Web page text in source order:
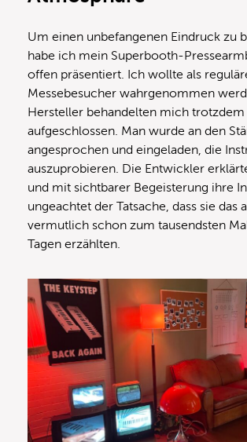
Um einen unbefangenen Eindruck zu
habe ich mein Superbooth-
offen präsentiert. Ich wollte als
Messebesucher wahrgenommen
Hersteller behandelten mich
aufgeschlossen. Man wurde an den
angesprochen und eingeladen, die
auszuprobieren. Die Entwickler
und mit sichtbarer Begeisterung ihre
ungeachtet der Tatsache, dass sie das
vermutlich schon zum tausendsten
Tagen erzählten.